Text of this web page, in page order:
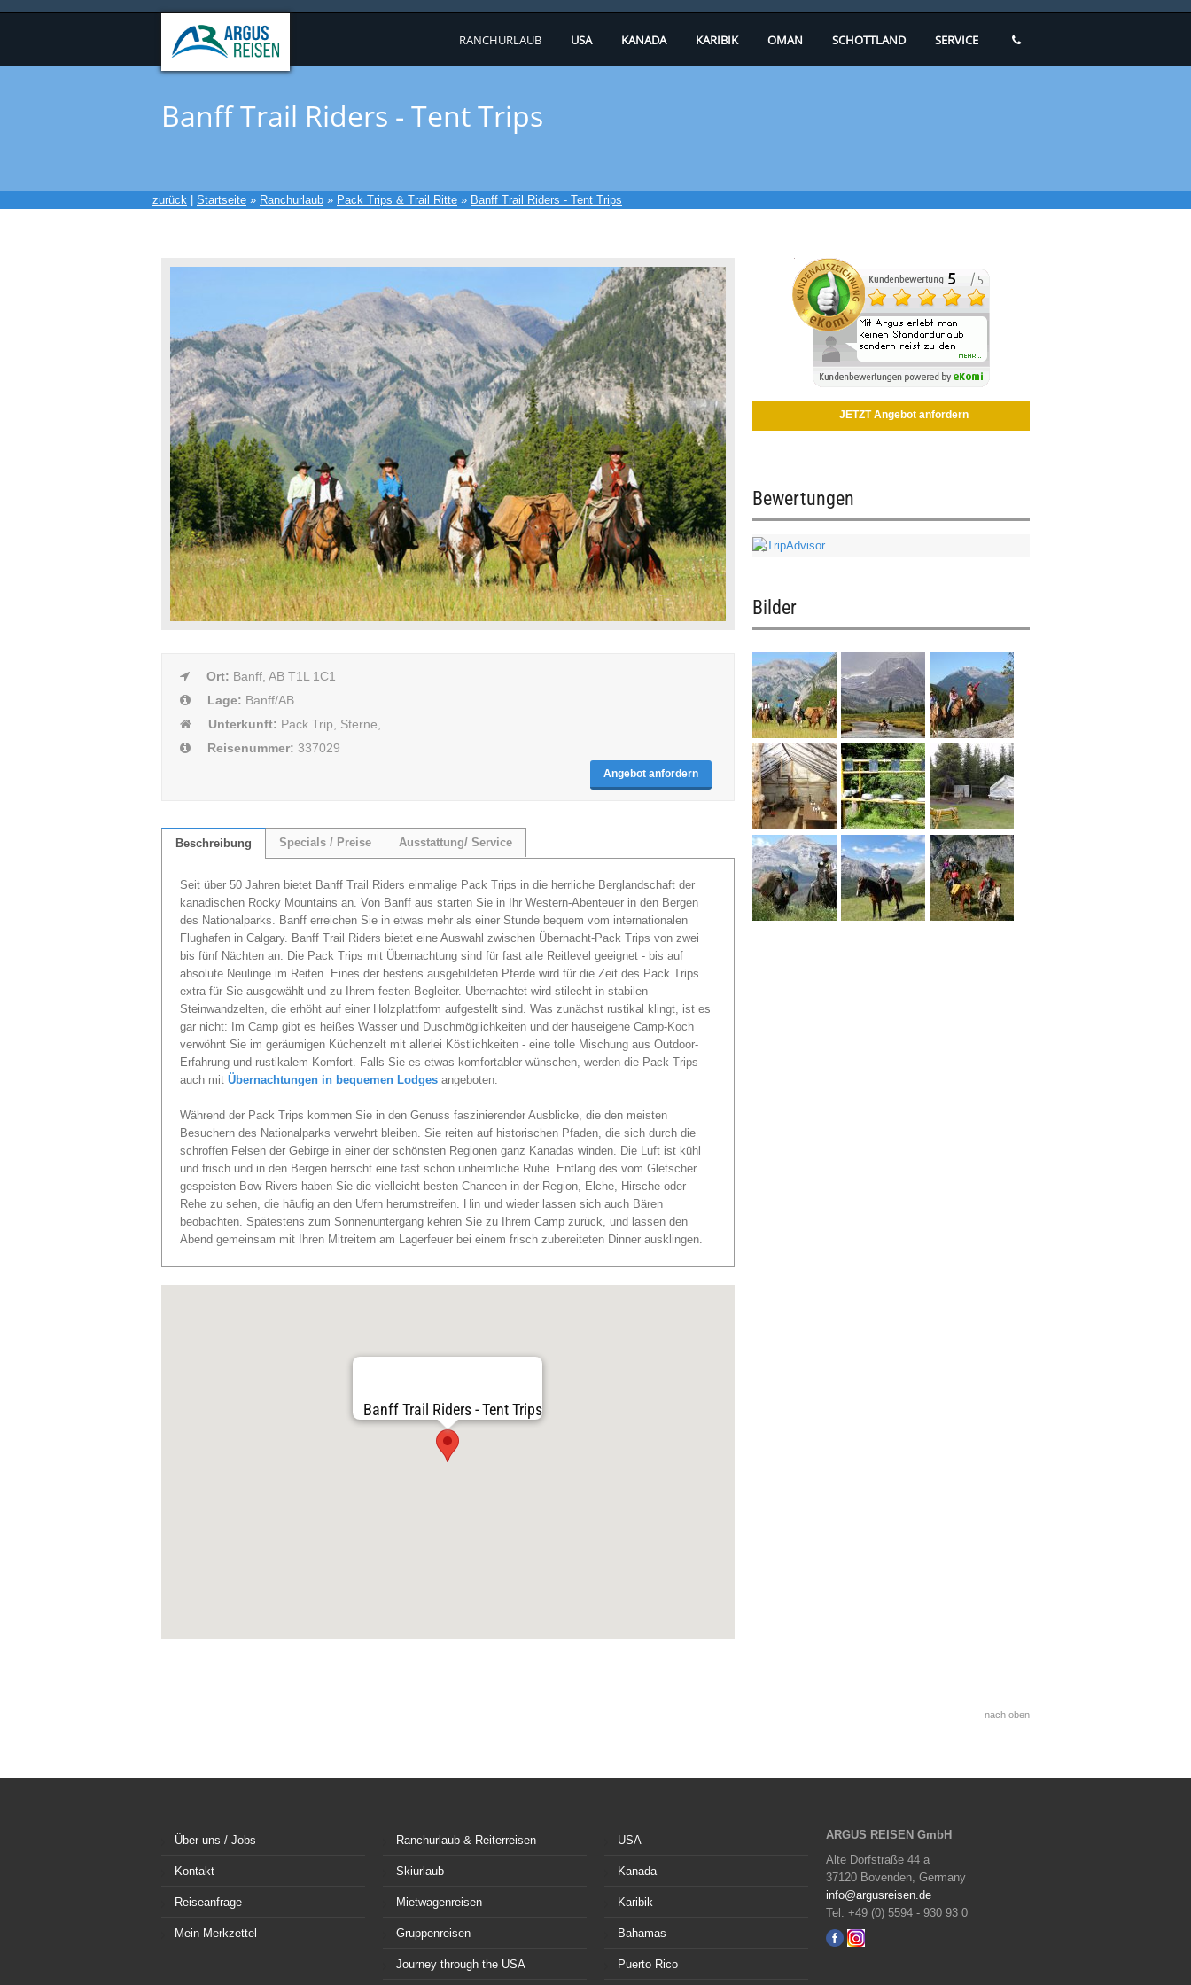
RANCHURLAUB USA KANADA KARIBIK OMAN SCHOTTLAND SERVICE
Banff Trail Riders - Tent Trips
zurück Startseite » Ranchurlaub » Pack Trips & Trail Ritte » Banff Trail Riders - Tent Trips
Ort: Banff, AB T1L 1C1
Lage: Banff/AB
Unterkunft: Pack Trip, Sterne,
Reisenummer: 337029
Angebot anfordern
Beschreibung Specials / Preise Ausstattung/ Service
Seit über 50 Jahren bietet Banff Trail Riders einmalige Pack Trips in die herrliche Berglandschaft der
kanadischen Rocky Mountains an. Von Banff aus starten Sie in Ihr Western-Abenteuer in den Bergen
des Nationalparks. Banff erreichen Sie in etwas mehr als einer Stunde bequem vom internationalen
Flughafen in Calgary. Banff Trail Riders bietet eine Auswahl zwischen Übernacht-Pack Trips von zwei
bis fünf Nächten an. Die Pack Trips mit Übernachtung sind für fast alle Reitlevel geeignet - bis auf
absolute Neulinge im Reiten. Eines der bestens ausgebildeten Pferde wird für die Zeit des Pack Trips
extra für Sie ausgewählt und zu Ihrem festen Begleiter. Übernachtet wird stilecht in stabilen
Steinwandzelten, die erhöht auf einer Holzplattform aufgestellt sind. Was zunächst rustikal klingt, ist es
gar nicht: Im Camp gibt es heißes Wasser und Duschmöglichkeiten und der hauseigene Camp-Koch
verwöhnt Sie im geräumigen Küchenzelt mit allerlei Köstlichkeiten - eine tolle Mischung aus Outdoor-
Erfahrung und rustikalem Komfort. Falls Sie es etwas komfortabler wünschen, werden die Pack Trips
auch mit Übernachtungen in bequemen Lodges angeboten.
Während der Pack Trips kommen Sie in den Genuss faszinierender Ausblicke, die den meisten
Besuchern des Nationalparks verwehrt bleiben. Sie reiten auf historischen Pfaden, die sich durch die
schroffen Felsen der Gebirge in einer der schönsten Regionen ganz Kanadas winden. Die Luft ist kühl
und frisch und in den Bergen herrscht eine fast schon unheimliche Ruhe. Entlang des vom Gletscher
gespeisten Bow Rivers haben Sie die vielleicht besten Chancen in der Region, Elche, Hirsche oder
Rehe zu sehen, die häufig an den Ufern herumstreifen. Hin und wieder lassen sich auch Bären
beobachten. Spätestens zum Sonnenuntergang kehren Sie zu Ihrem Camp zurück, und lassen den
Abend gemeinsam mit Ihren Mitreitern am Lagerfeuer bei einem frisch zubereiteten Dinner ausklingen.
Banff Trail Riders - Tent Trips
JETZT Angebot anfordern
Bewertungen
Bilder
nach oben
Über uns / Jobs
Kontakt
Reiseanfrage
Mein Merkzettel
Ranchurlaub & Reiterreisen
Skiurlaub
Mietwagenreisen
Gruppenreisen
Journey through the USA
USA
Kanada
Karibik
Bahamas
Puerto Rico
ARGUS REISEN GmbH
Alte Dorfstraße 44 a
37120 Bovenden, Germany
info@argusreisen.de
Tel: +49 (0) 5594 - 930 93 0